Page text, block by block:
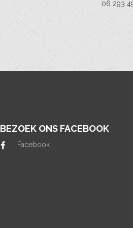
06 293
BEZOEK ONS FACEBOOK
Facebook